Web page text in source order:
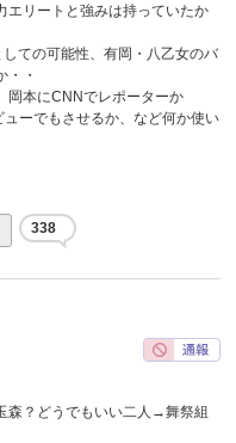
エリートと強みは持っていたか
ての可能性、有岡・八乙女のバ
・・
岡本にCNNでレポーターか
ーでもさせるか、など何か使い
338
？どうでもいい二人→舞祭組